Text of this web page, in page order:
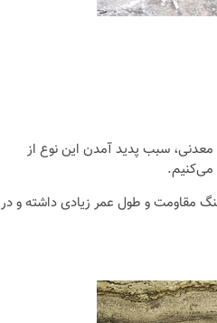
معدنی، سبب پدید آمدن این نوع از
مقاومت و طول عمر زیادی داشته و در